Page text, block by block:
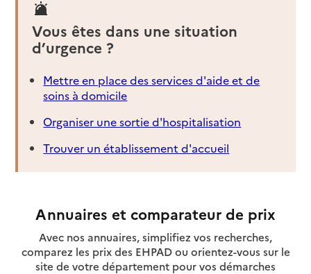
Vous êtes dans une situation
d’urgence ?
Mettre en place des services d'aide et de
soins à domicile
Organiser une sortie d'hospitalisation
Trouver un établissement d'accueil
Annuaires et comparateur de prix
Avec nos annuaires, simplifiez vos recherches,
comparez les prix des EHPAD ou orientez-vous sur le
site de votre département pour vos démarches